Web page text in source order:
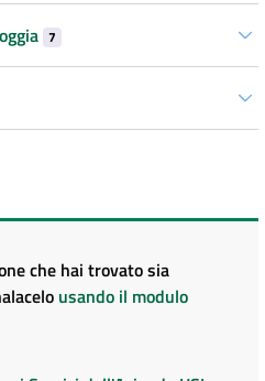
7
che hai trovato sia
usando il modulo